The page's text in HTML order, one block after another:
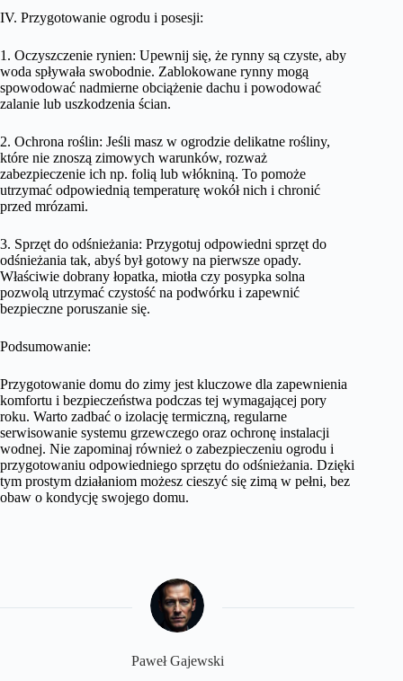
IV. Przygotowanie ogrodu i posesji:
1. Oczyszczenie rynien: Upewnij się, że rynny są czyste, aby
woda spływała swobodnie. Zablokowane rynny mogą
spowodować nadmierne obciążenie dachu i powodować
zalanie lub uszkodzenia ścian.
2. Ochrona roślin: Jeśli masz w ogrodzie delikatne rośliny,
które nie znoszą zimowych warunków, rozważ
zabezpieczenie ich np. folią lub włókniną. To pomoże
utrzymać odpowiednią temperaturę wokół nich i chronić
przed mrózami.
3. Sprzęt do odśnieżania: Przygotuj odpowiedni sprzęt do
odśnieżania tak, abyś był gotowy na pierwsze opady.
Właściwie dobrany łopatka, miotła czy posypka solna
pozwolą utrzymać czystość na podwórku i zapewnić
bezpieczne poruszanie się.
Podsumowanie:
Przygotowanie domu do zimy jest kluczowe dla zapewnienia
komfortu i bezpieczeństwa podczas tej wymagającej pory
roku. Warto zadbać o izolację termiczną, regularne
serwisowanie systemu grzewczego oraz ochronę instalacji
wodnej. Nie zapominaj również o zabezpieczeniu ogrodu i
przygotowaniu odpowiedniego sprzętu do odśnieżania. Dzięki
tym prostym działaniom możesz cieszyć się zimą w pełni, bez
obaw o kondycję swojego domu.
Paweł Gajewski